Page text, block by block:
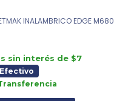
INALAMBRICO EDGE M680
sin interés de $7